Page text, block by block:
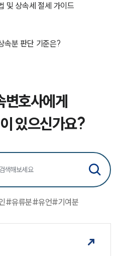
및 상속세 절세 가이드
속분 판단 기준은?
변호사에게
있으신가요?
#유류분#유언#기여분